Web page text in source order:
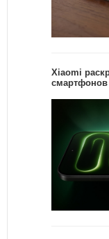
Xiaomi
смартфонов